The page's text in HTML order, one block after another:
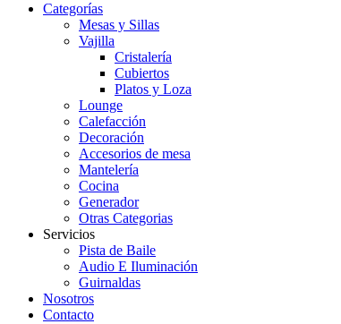
Categorías
Mesas y Sillas
Vajilla
Cristalería
Cubiertos
Platos y Loza
Lounge
Calefacción
Decoración
Accesorios de mesa
Mantelería
Cocina
Generador
Otras Categorias
Servicios
Pista de Baile
Audio E Iluminación
Guirnaldas
Nosotros
Contacto